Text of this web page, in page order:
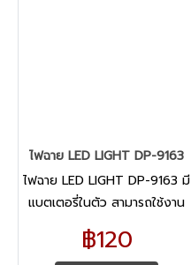
ไฟฉาย LED LIGHT DP-9163
ไฟฉาย LED LIGHT DP-9163 มี
แบตเตอรี่ในตัว สามารถใช้งาน
ได้ 2-3 ชั่วโมง ต่อการชาร์ท 1
ครั้ง
฿120